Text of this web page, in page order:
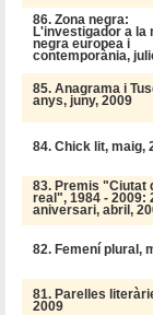
86. Zona negra:
L'investigador a la
negra europea i
contemporània,
85. Anagrama i
anys, juny, 2009
84. Chick lit, maig,
83. Premis "Ciutat
real", 1984 - 2009:
aniversari, abril,
82. Femení plural,
81. Parelles
2009